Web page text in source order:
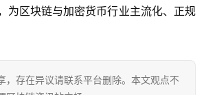
为区块链与加密货币行业主流化、正规
，存在异议请联系平台删除。本文观点不